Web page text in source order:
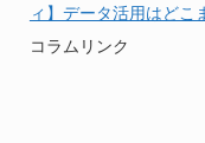
ィ】データ活用はどこ
コラムリンク